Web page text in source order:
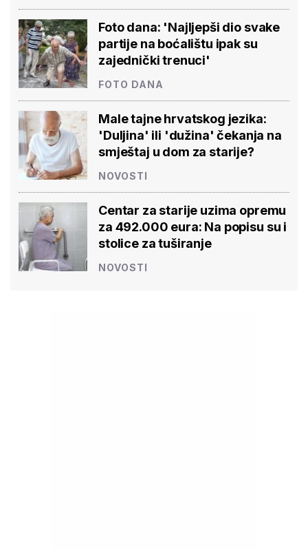
Foto dana: 'Najljepši dio svake
partije na boćalištu ipak su
zajednički trenuci'
FOTO DANA
Male tajne hrvatskog jezika:
'Duljina' ili 'dužina' čekanja na
smještaj u dom za starije?
NOVOSTI
Centar za starije uzima opremu
za 492.000 eura: Na popisu su i
stolice za tuširanje
NOVOSTI